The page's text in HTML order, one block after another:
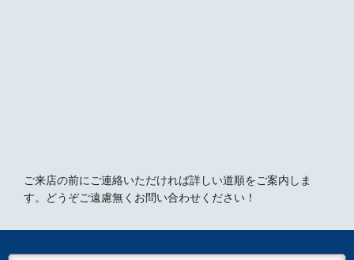
ご来店の前にご連絡いただければ詳しい道順をご案内しま
す。どうぞご遠慮無くお問い合わせください！